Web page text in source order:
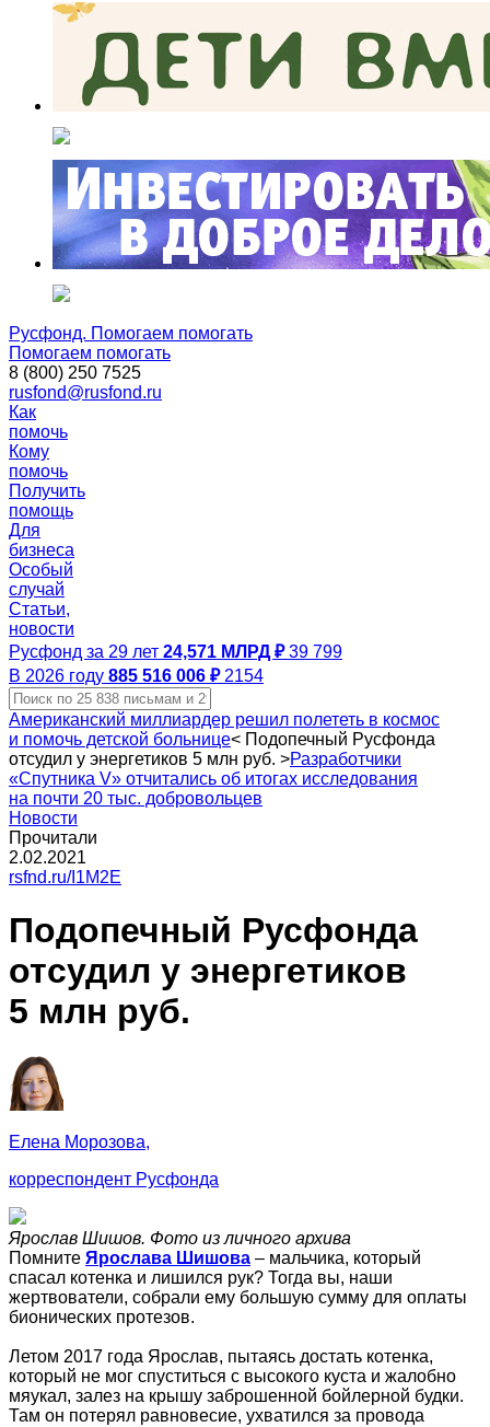
Русфонд. Помогаем помогать
Помогаем помогать
8 (800) 250 7525
rusfond@rusfond.ru
Как
помочь
Кому
помочь
Получить
помощь
Для
бизнеса
Особый
случай
Статьи,
новости
Русфонд за 29 лет 24,571 МЛРД ₽ 39 799
В 2026 году 885 516 006 ₽ 2154
Американский миллиардер решил полететь в космос
и помочь детской больнице< Подопечный Русфонда
отсудил у энергетиков 5 млн руб. >Разработчики
«Спутника V» отчитались об итогах исследования
на почти 20 тыс. добровольцев
Новости
Прочитали
2.02.2021
rsfnd.ru/I1M2E
Подопечный Русфонда
отсудил у энергетиков
5 млн руб.
Елена Морозова,
корреспондент Русфонда
Ярослав Шишов. Фото из личного архива
Помните Ярослава Шишова – мальчика, который
спасал котенка и лишился рук? Тогда вы, наши
жертвователи, собрали ему большую сумму для оплаты
бионических протезов.
Летом 2017 года Ярослав, пытаясь достать котенка,
который не мог спуститься с высокого куста и жалобно
мяукал, залез на крышу заброшенной бойлерной будки.
Там он потерял равновесие, ухватился за провода